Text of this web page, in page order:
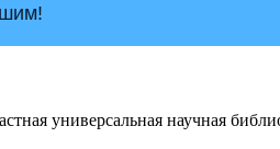
универсальная научная